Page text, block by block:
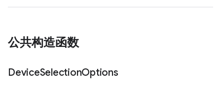
公共构造函数
DeviceSelectionOptions